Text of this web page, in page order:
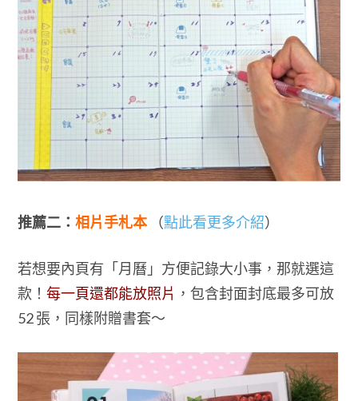
推薦二： 相片手札本（點此看更多介紹）
若想要內頁有「月曆」方便記錄大小事，那就選這
款！ 每一頁還都能放照片 ，包含封面封底最多可放
52 張，同樣附贈書套～